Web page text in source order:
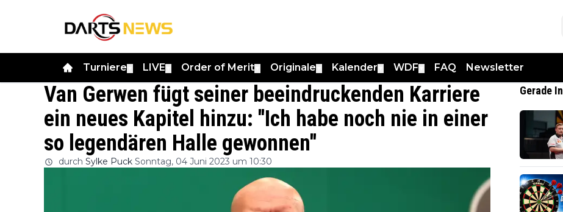
Turniere LIVE Order of Merit Originale Kalender WDF FAQ Newsletter
Van Gerwen fügt seiner beeindruckenden Karriere
ein neues Kapitel hinzu: ''Ich habe noch nie in einer
so legendären Halle gewonnen''
durch Sylke Puck Sonntag, 04 Juni 2023 um 10:30
Gerade In